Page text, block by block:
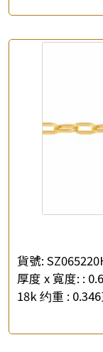
貨號:
厚度 x 寬度: :
18k 约重 :